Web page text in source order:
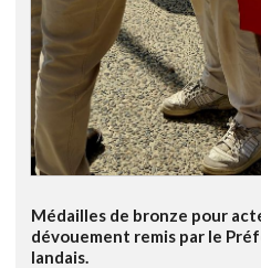
Médailles de bronze pour
dévouement remis par le
landais.